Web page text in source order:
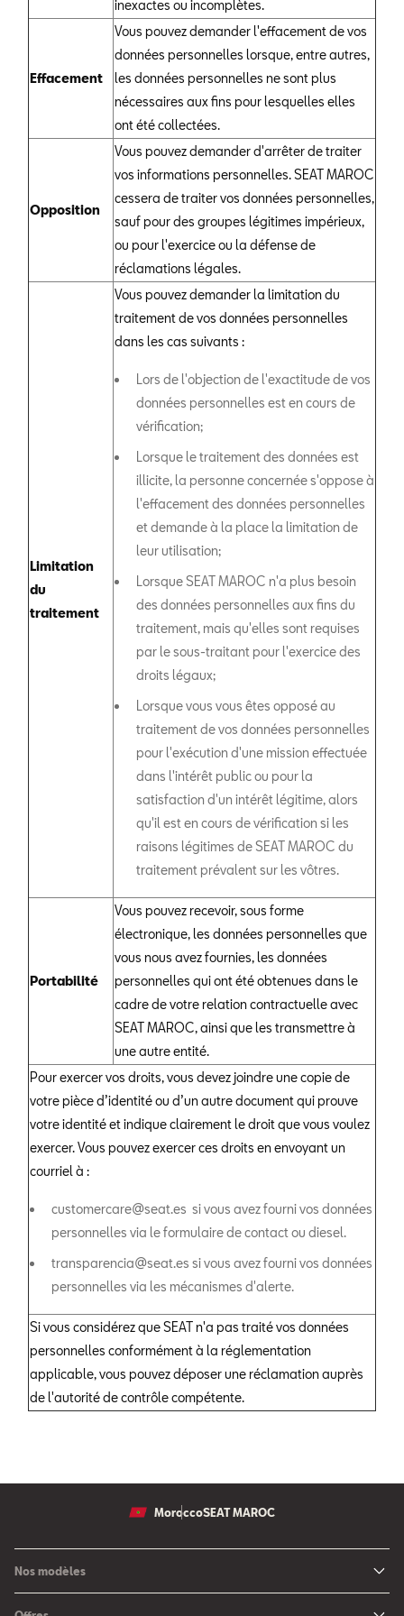
inexactes ou incomplètes.
Effacement
Vous pouvez demander l'effacement de vos
données personnelles lorsque, entre autres,
les données personnelles ne sont plus
nécessaires aux fins pour lesquelles elles
ont été collectées.
Opposition
Vous pouvez demander d'arrêter de traiter
vos informations personnelles. SEAT MAROC
cessera de traiter vos données personnelles,
sauf pour des groupes légitimes impérieux,
ou pour l'exercice ou la défense de
réclamations légales.
Limitation
du
traitement
Vous pouvez demander la limitation du
traitement de vos données personnelles
dans les cas suivants :
Lors de l'objection de l'exactitude de vos
données personnelles est en cours de
vérification;
Lorsque le traitement des données est
illicite, la personne concernée s'oppose à
l'effacement des données personnelles
et demande à la place la limitation de
leur utilisation;
Lorsque SEAT MAROC n'a plus besoin
des données personnelles aux fins du
traitement, mais qu'elles sont requises
par le sous-traitant pour l'exercice des
droits légaux;
Lorsque vous vous êtes opposé au
traitement de vos données personnelles
pour l'exécution d'une mission effectuée
dans l'intérêt public ou pour la
satisfaction d'un intérêt légitime, alors
qu'il est en cours de vérification si les
raisons légitimes de SEAT MAROC du
traitement prévalent sur les vôtres.
Portabilité
Vous pouvez recevoir, sous forme
électronique, les données personnelles que
vous nous avez fournies, les données
personnelles qui ont été obtenues dans le
cadre de votre relation contractuelle avec
SEAT MAROC, ainsi que les transmettre à
une autre entité.
Pour exercer vos droits, vous devez joindre une copie de
votre pièce d’identité ou d’un autre document qui prouve
votre identité et indique clairement le droit que vous voulez
exercer. Vous pouvez exercer ces droits en envoyant un
courriel à :
customercare@seat.es si vous avez fourni vos données
personnelles via le formulaire de contact ou diesel.
transparencia@seat.es si vous avez fourni vos données
personnelles via les mécanismes d'alerte.
Si vous considérez que SEAT n'a pas traité vos données
personnelles conformément à la réglementation
applicable, vous pouvez déposer une réclamation auprès
de l'autorité de contrôle compétente.
MoroccoSEAT MAROC
Nos modèles